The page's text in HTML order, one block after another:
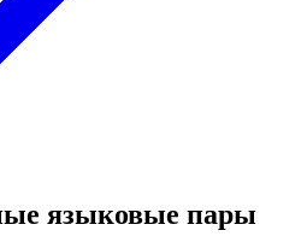
языковые пары